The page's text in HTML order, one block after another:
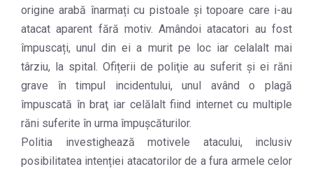
origine arabă înarmați cu pistoale și topoare care i-au
atacat aparent fără motiv. Amândoi atacatori au fost
împuscați, unul din ei a murit pe loc iar celalalt mai
târziu, la spital. Ofițerii de poliţie au suferit și ei răni
grave în timpul incidentului, unul având o plagă
împuscată în braţ iar celălalt fiind internet cu multiple
răni suferite în urma împușcăturilor.
Politia investighează motivele atacului, inclusiv
posibilitatea intenției atacatorilor de a fura armele celor